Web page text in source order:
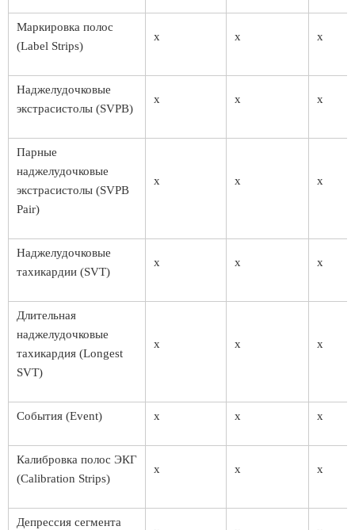
Маркировка полос
(Label Strips)
x x x
Наджелудочковые
экстрасистолы (SVPB)
x x x
Парные
наджелудочковые
экстрасистолы (SVPB
Pair)
x x x
Наджелудочковые
тахикардии (SVT)
x x x
Длительная
наджелудочковые
тахикардия (Longest
SVT)
x x x
События (Event) x x x
Калибровка полос ЭКГ
(Calibration Strips)
x x x
Депрессия сегмента